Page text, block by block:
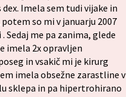
Imela sem tudi vijake in
so mi v januarju 2007
Sedaj me pa zanima, glede
imela 2x opravljen
in vsakič mi je kirurg
imela obsežne zarastline v
sklepa in pa hipertrohirano